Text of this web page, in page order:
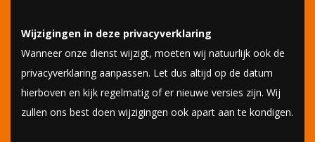
Wijzigingen in deze privacyverklaring
Wanneer onze dienst wijzigt, moeten wij natuurlijk ook de
privacyverklaring aanpassen. Let dus altijd op de datum
hierboven en kijk regelmatig of er nieuwe versies zijn. Wij
zullen ons best doen wijzigingen ook apart aan te kondigen.